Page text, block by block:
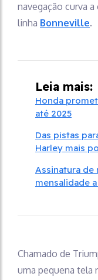
navegação curva
linha Bonneville.
Leia mais:
Honda
até 2025
Das pistas
Harley mais
Assinatura
mensalidade
Chamado de
uma pequena tela